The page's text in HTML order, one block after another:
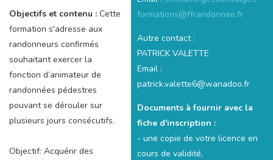
Objectifs et contenu : Cette
formation s'adresse aux
randonneurs confirmés
souhaitant exercer la
fonction d’animateur de
randonnées pédestres
pouvant se dérouler sur
plusieurs jours consécutifs.
Objectif: Acquérir des
formations@ffrandonnee.fr
Autre contact :
PATRICK VALETTE
Email :
patrick.valette6@wanadoo.fr
Documents à fournir avec la
fiche d'inscription :
- une copie de votre licence en
cours de validité,